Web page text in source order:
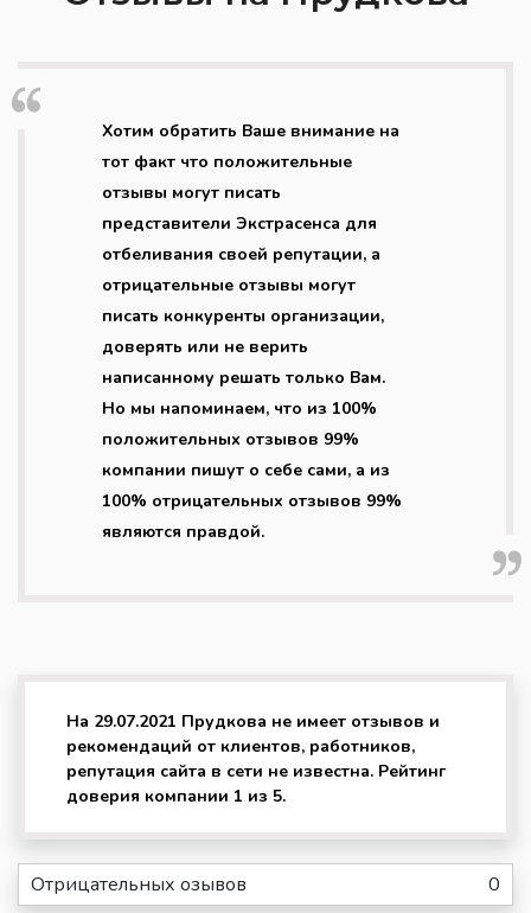
Хотим обратить Ваше внимание на
тот факт что положительные
отзывы могут писать
представители Экстрасенса для
отбеливания своей репутации, а
отрицательные отзывы могут
писать конкуренты организации,
доверять или не верить
написанному решать только Вам.
Но мы напоминаем, что из 100%
положительных отзывов 99%
компании пишут о себе сами, а из
100% отрицательных отзывов 99%
являются правдой.
На 29.07.2021 Прудкова не имеет отзывов и
рекомендаций от клиентов, работников,
репутация сайта в сети не известна. Рейтинг
доверия компании 1 из 5.
Отрицательных озывов 0